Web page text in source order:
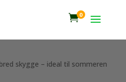
0
skygge – ideal til sommeren